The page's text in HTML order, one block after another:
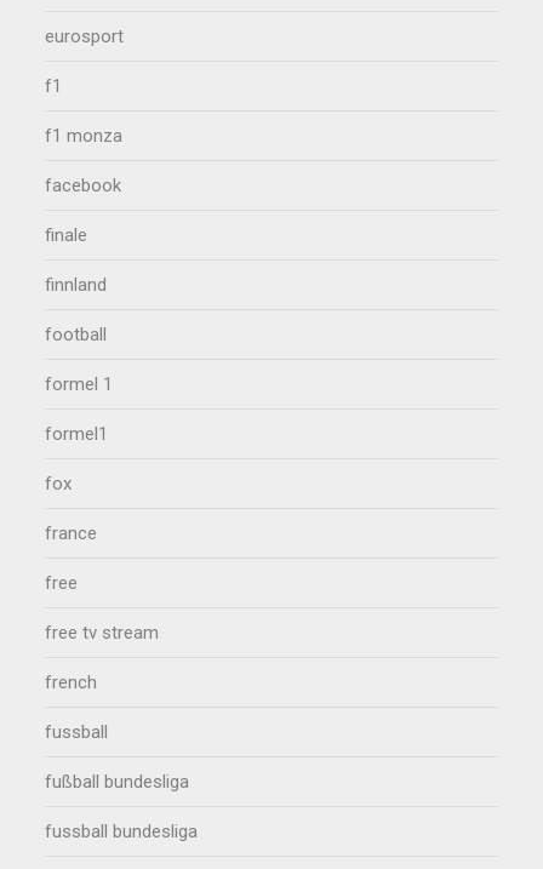
eurosport
f1
f1 monza
facebook
finale
finnland
football
formel 1
formel1
fox
france
free
free tv stream
french
fussball
fußball bundesliga
fussball bundesliga